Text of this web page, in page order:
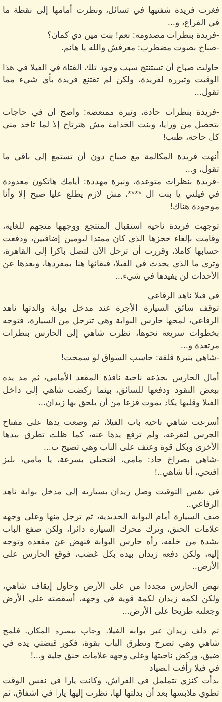
فغرت فريدة شفتيها في تسائل، ونظرت أمامها إلى نقطة ما
في الفراغ، و...
-فريدة بنظرات مصدومة: نعم! بنت مين دي كمان؟
-صباح بصوت مضطرب: معرفش والله يا هانم.
حاولت صباح أن تستنتج سبب وجود تلك الفتاة في الفيلا في هذا
الوقيت وتبرره لفريدة، ولكن لم تقتنع فريدة بأي شيء مما
تقول...
-فريدة بنظرات حادة، ونبرة ممتعضة: واضح ان في حاجات
بتحصل من ورايا، وبنت الخدامة مش هترتاح إلا لما تاخد مني
كل حاجة، طيب!
أنهت فريدة المكالمة مع صباح دون أن تستمع إلى باقي ما
تقول، و...
-فريدة بنظرات متوعدة، ونبرة مهددة: أيامك هاتكون معدودة
في فيلتي يا بنت ال ****، مش لازم يطلع عليا صبح إلا وأنا
موجودة هناك!
توجهت فريدة ناحية استقبال المنتجع ووجهها متجهم للغاية،
وقامت بإلغاء حجزها الذي كان ممتدا ليومين إضافيين، ودفعت
حسابها كاملا، وقررت أن ترحل الآن لتصل باكرا إلى القاهرة،
وترى ما الذي يحدث في الفيلا، فبقائها هنا بمفردها، وبعدها عن
الأحداث لن يفيدها في شيء...
في فيلا ناهد الرفاعي
توقف سائق السيارة الأجرة عند مدخل بوابة والدتها ناهد
الرفاعي، لمحها حارس البوابة وهي تترجل من السيارة، فتوجه
بخطوات سريعة نحوها، نظرت شاهي إلى الحارس بنظرات
مرتعدة و...
-شاهي بنبرة قلقة: حاسب السواق لو سمحت!
أمال الحارس بجذعه ناحية نافذة المقعد الأمامي، ثم مد يده
ببعض النقود ودفعها للسائق، بينما ركضت شاهي إلى داخل
الفيلا وقلبها يكاد يموت فزعا من أن يلحق بها زيدان...
أسرعت شاهي ناحية باب الفيلا، ثم وضعت يدها على مفتاح
الجرس لتقرعه، ولم ترفع يدها عنه، كما ظلت تطرق بيدها
الأخرى وبكل قوة وعنف على الباب وهي تصيح ب...
-شاهي بصراخ حاد: مامي، افتحيلي بسرعة، يا مامي، بليز
افتحي، أنا شاهي..!
في نفس التوقيت وصل زيدان بسيارته إلى مدخل بوابة ناهد
الرفاعي..
صف السيارة أمام البوابة الحديدية، ثم ترجل منها وعلى وجهه
علامات الحنق، وترك محرك السيارة دائرا، ولكن صفع الباب
بشدة من خلفه، رأه حارس البوابة فنهض عن مقعده وتوجه
إليه، ولكن دفعه زيدان بيده بكل غضب، فوقع الحارس على
الأرض..
نهض الحارس مجددا من على الأرض وحاول إيقاف شاهي،
ولكن لكمه زيدان لكمة قوية في وجهه، أسقطته على الأرض
وجعلته طريحا على الأرض...
ثم دلف زيدان عبر بوابة الفيلا، وجاب ببصره المكان، فلمح
شاهي وهي تصرخ وتطرق الباب بقوة، فكور قبضتي يده في
ضيق، وركض ناحيتها وعلى وجهه علامات حنق جلية و...!
في فيلا رأفت الصياد
بدأت كنزي تتململ في الفراش، وكانت يارا في نفس الوقت
تطوي ملابسها بعد أن بدلتها لها، نظرت إليها يارا في اشفاق، ثم